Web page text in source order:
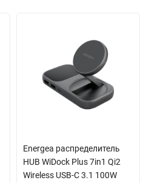
Energea распределитель
HUB WiDock Plus 7in1 Qi2
Wireless USB-C 3.1 100W